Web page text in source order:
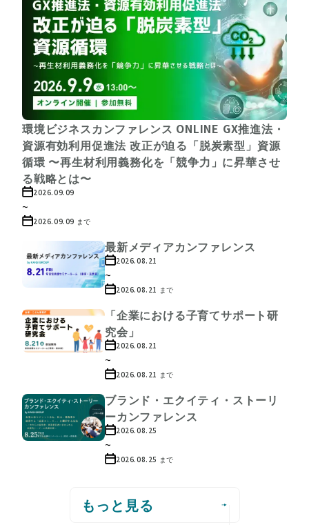
環境ビジネスカンファレンス ONLINE GX推進法・
資源有効利用促進法 改正が迫る「脱炭素型」資源
循環 〜再生材利用義務化を「競争力」に昇華させ
る戦略とは〜
2026.09.09
~
2026.09.09 まで
最新メディアカンファレンス
2026.08.21
~
2026.08.21 まで
「企業における子育てサポート研
究会」
2026.08.21
~
2026.08.21 まで
ブランド・エクイティ・ストーリ
ーカンファレンス
2026.08.25
~
2026.08.25 まで
もっと見る